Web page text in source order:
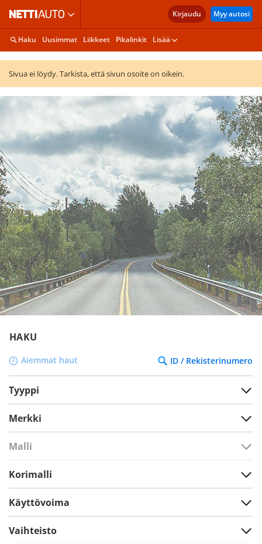
Kirjaudu Myy autosi
Haku Uusimmat Liikkeet Pikalinkit Lisää
Sivua ei löydy. Tarkista, että sivun osoite on oikein.
HAKU
Aiemmat haut ID / Rekisterinumero
Tyyppi
Merkki
Malli
Korimalli
Käyttövoima
Vaihteisto